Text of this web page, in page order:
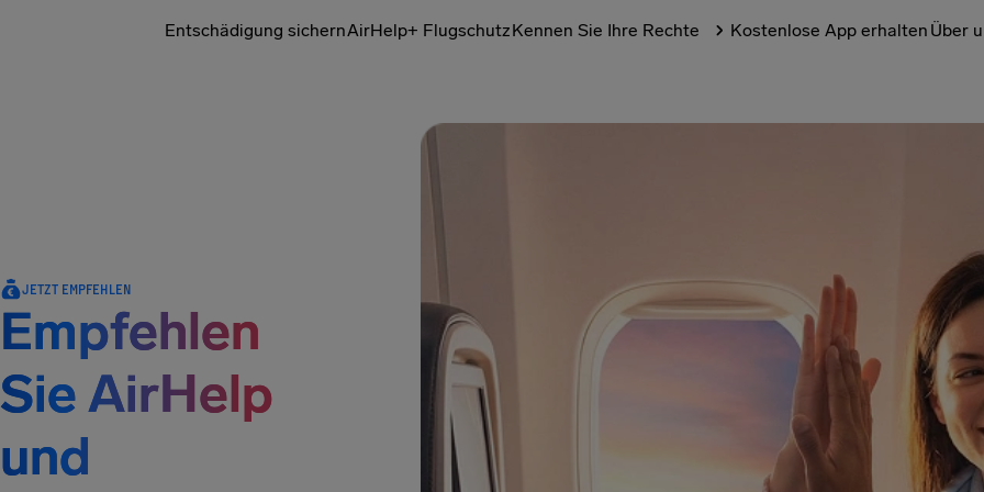
Entschädigung sichernAirHelp+ FlugschutzKennen Sie Ihre Rechte Kostenlose App erhalten Über
JETZT EMPFEHLEN
Empfehlen
Sie AirHelp
und